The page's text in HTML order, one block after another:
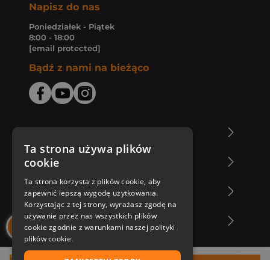
Napisz do nas
Poniedziałek - Piątek
8:00 - 18:00
[email protected]
Bądź z nami na bieżąco
Zakupy u nas
Nasza oferta
Nasi autorzy
Ta strona używa plików
cookie
Ta strona korzysta z plików cookie, aby
zapewnić lepszą wygodę użytkowania.
Korzystając z tej strony, wyrażasz zgodę na
używanie przez nas wszystkich plików
cookie zgodnie z warunkami naszej polityki
plików cookie.